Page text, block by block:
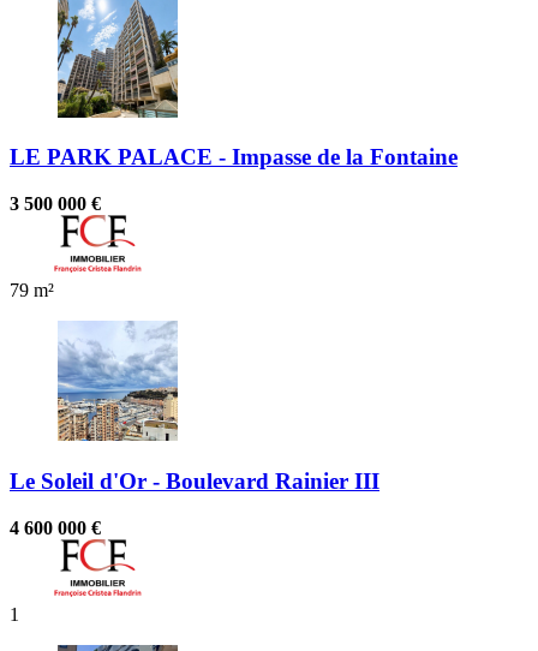
LE PARK PALACE - Impasse de la Fontaine
3 500 000 €
79 m²
Le Soleil d'Or - Boulevard Rainier III
4 600 000 €
1